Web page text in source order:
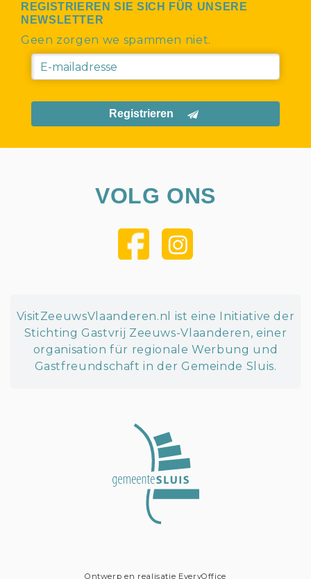
REGISTRIEREN SIE SICH FÜR UNSERE
NEWSLETTER
Geen zorgen we spammen niet.
Registrieren
VOLG ONS
VisitZeeuwsVlaanderen.nl ist eine Initiative der
Stichting Gastvrij Zeeuws-Vlaanderen, einer
organisation für regionale Werbung und
Gastfreundschaft in der Gemeinde Sluis.
Ontwerp en realisatie EveryOffice